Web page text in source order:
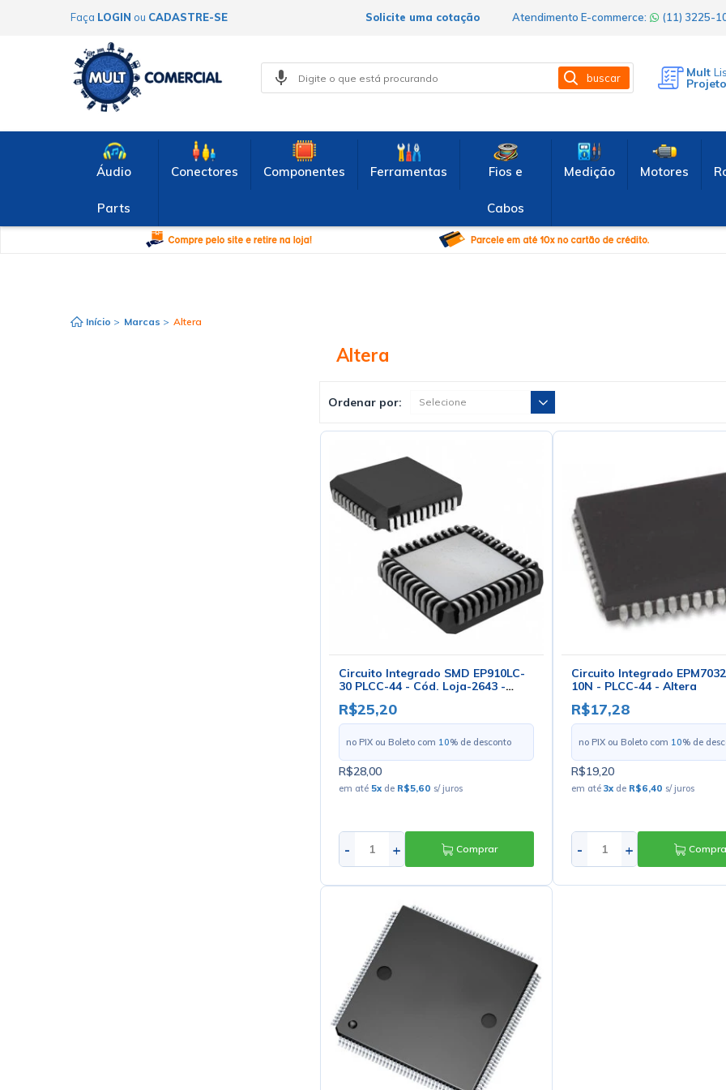
Faça LOGIN ou CADASTRE-SE Atendimento E-commerce: (11) 3225-
Solicite uma cotação
buscar Mult
Áudio
Parts
Conectores Componentes Ferramentas Fios e
Cabos
Medição Motores
Início > Marcas > Altera
Altera
Ordenar por:
Circuito Integrado SMD EP910LC-
30 PLCC-44 - Cód. Loja-2643 -
Altera
R$25,20
no PIX ou Boleto com 10% de desconto
R$28,00
em até 5xde R$5,60 s/ juros
- + Comprar
Circuito Integrado
10N - PLCC-44 - Altera
R$17,28
no PIX ou Boleto com 10% de
R$19,20
em até 3xde R$6,40 s/ juros
- +